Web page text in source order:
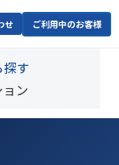
せ ご利用中のお客様
す
ン